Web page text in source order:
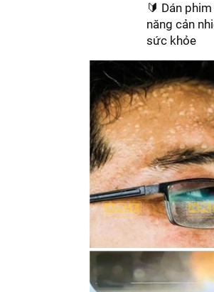
🔰 Dán
năng cản
sức khỏe